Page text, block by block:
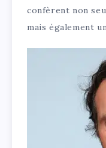
confèrent non
mais également